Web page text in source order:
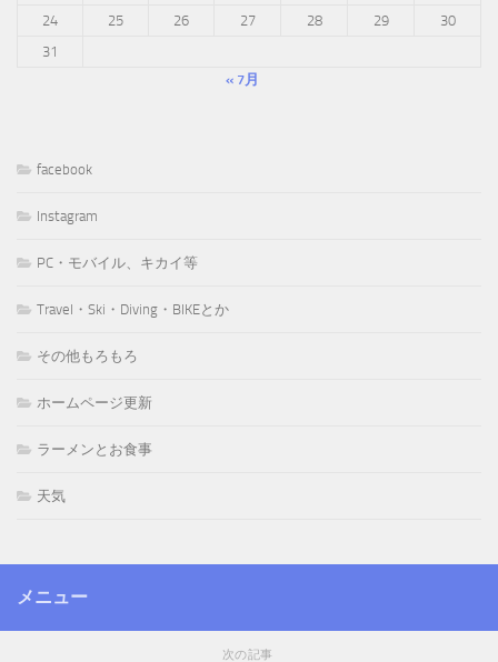
24
25 26 27 28 29
30
31
« 7月
facebook
Instagram
PC・モバイル、キカイ等
Travel・Ski・Diving・BIKEとか
その他もろもろ
ホームページ更新
ラーメンとお食事
天気
メニュー
次の記事